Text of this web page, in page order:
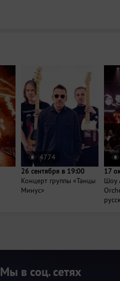
4774
26 сентября в 19:00
Концерт группы «Танцы
Минус»
17
Шоу
Мы в соц. сетях